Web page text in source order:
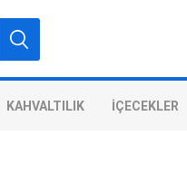
KAHVALTILIK İÇECEKLER